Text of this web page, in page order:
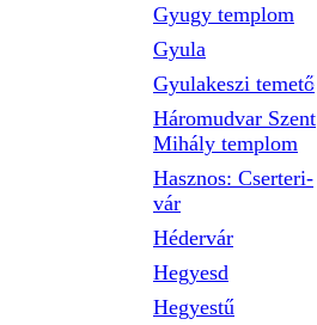
Gyugy templom
Gyula
Gyulakeszi temető
Háromudvar Szent
Mihály templom
Hasznos: Cserteri-
vár
Hédervár
Hegyesd
Hegyestű